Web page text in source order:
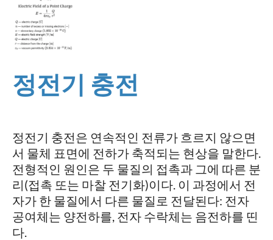
정전기 충전
정전기 충전은 연속적인 전류가 흐르지 않으면
서 물체 표면에 전하가 축적되는 현상을 말한다.
전형적인 원인은 두 물질의 접촉과 그에 따른 분
리(접촉 또는 마찰 전기화)이다. 이 과정에서 전
자가 한 물질에서 다른 물질로 전달된다: 전자
공여체는 양전하를, 전자 수락체는 음전하를 띤
다.